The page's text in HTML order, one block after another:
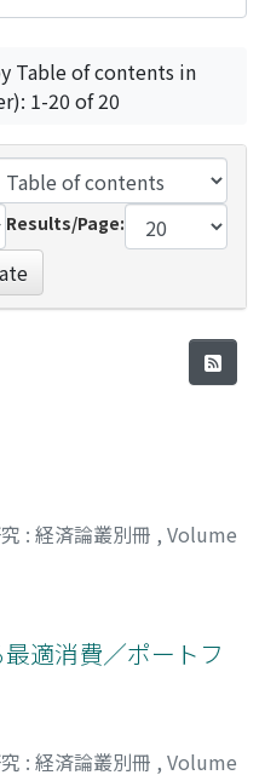
Table of contents in
1-20 of 20
Results/Page:
: 経済論叢別冊 , Volume
適消費／ポートフ
: 経済論叢別冊 , Volume